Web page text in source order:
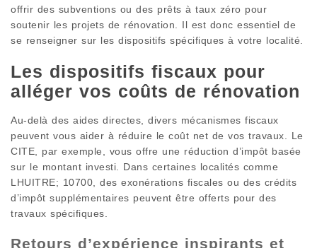
offrir des subventions ou des prêts à taux zéro pour
soutenir les projets de rénovation. Il est donc essentiel de
se renseigner sur les dispositifs spécifiques à votre localité.
Les dispositifs fiscaux pour
alléger vos coûts de rénovation
Au-delà des aides directes, divers mécanismes fiscaux
peuvent vous aider à réduire le coût net de vos travaux. Le
CITE, par exemple, vous offre une réduction d’impôt basée
sur le montant investi. Dans certaines localités comme
LHUITRE; 10700, des exonérations fiscales ou des crédits
d’impôt supplémentaires peuvent être offerts pour des
travaux spécifiques.
Retours d’expérience inspirants et